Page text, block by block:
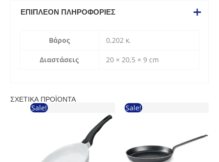
ΕΠΙΠΛΈΟΝ ΠΛΗΡΟΦΟΡΊΕΣ
Βάρος 0,202 κ.
Διαστάσεις 20 × 20,5 × 9 cm
ΣΧΕΤΙΚΆ ΠΡΟΪΌΝΤΑ
Sale! Sale!